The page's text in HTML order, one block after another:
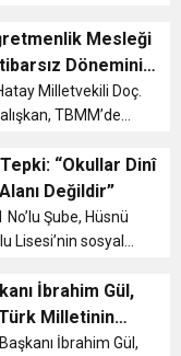
yargı,
ilçeye zorla
dedi....
Mesleği
Dönemini
Milletvekili Doç.
TBMM’de
öğretmenlik
açığının
“Okullar Dinî
Değildir”
Şube, Hüsnü
Lisesi’nin sosyal
nedeniyle tepki
eğitimin temel
...
İbrahim Gül,
Milletinin
Nişanesidir
İbrahim Gül,